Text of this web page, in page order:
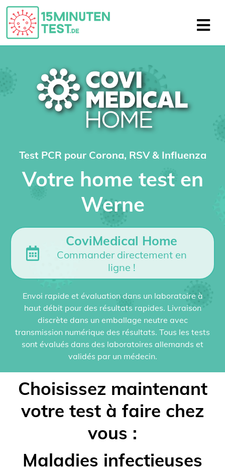
Test PCR pour Corona, RSV & Influenza
Votre home test en
Werne
CoviMedical Home
Commander directement en
ligne !
Envoi rapide et évaluation dans un laboratoire à
haut débit pour des résultats rapides. Livraison
discrète dans un emballage neutre avec
transmission numérique des résultats. Tous les tests
sont évalués dans des laboratoires allemands et
validés par un médecin.
Choisissez maintenant
votre test à faire chez
vous :
Maladies infectieuses